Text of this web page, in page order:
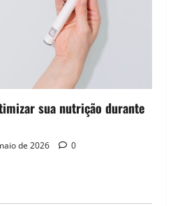
sua nutrição durante
de 2026 0